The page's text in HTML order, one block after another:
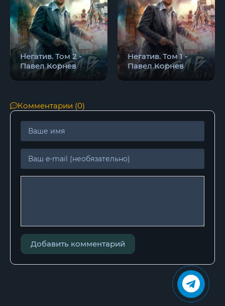
Негатив. Том 2 -
Павел Корнев
Негатив. Том 1 -
Павел Корнев
Комментарии (0)
Добавить комментарий